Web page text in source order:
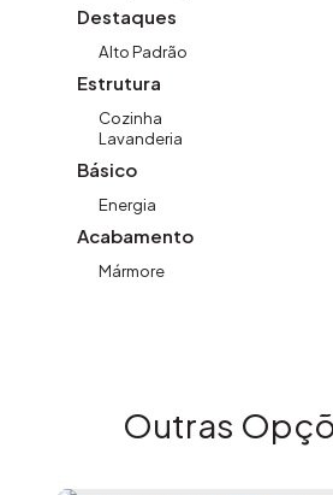
Destaques
Alto Padrão
Estrutura
Cozinha
Lavanderia
Básico
Energia
Acabamento
Mármore
Outras